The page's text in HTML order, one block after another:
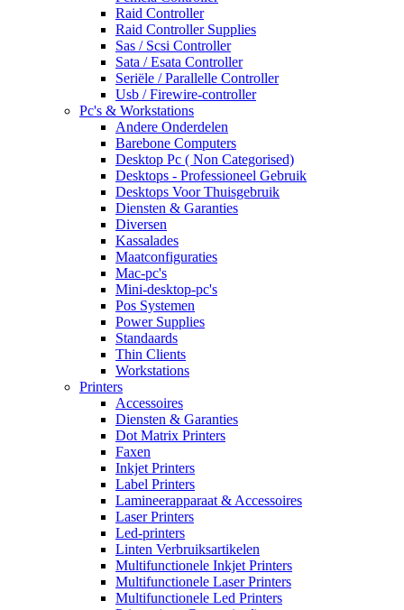
Raid Controller
Raid Controller Supplies
Sas / Scsi Controller
Sata / Esata Controller
Seriële / Parallelle Controller
Usb / Firewire-controller
Pc's & Workstations
Andere Onderdelen
Barebone Computers
Desktop Pc ( Non Categorised)
Desktops - Professioneel Gebruik
Desktops Voor Thuisgebruik
Diensten & Garanties
Diversen
Kassalades
Maatconfiguraties
Mac-pc's
Mini-desktop-pc's
Pos Systemen
Power Supplies
Standaards
Thin Clients
Workstations
Printers
Accessoires
Diensten & Garanties
Dot Matrix Printers
Faxen
Inkjet Printers
Label Printers
Lamineerapparaat & Accessoires
Laser Printers
Led-printers
Linten Verbruiksartikelen
Multifunctionele Inkjet Printers
Multifunctionele Laser Printers
Multifunctionele Led Printers